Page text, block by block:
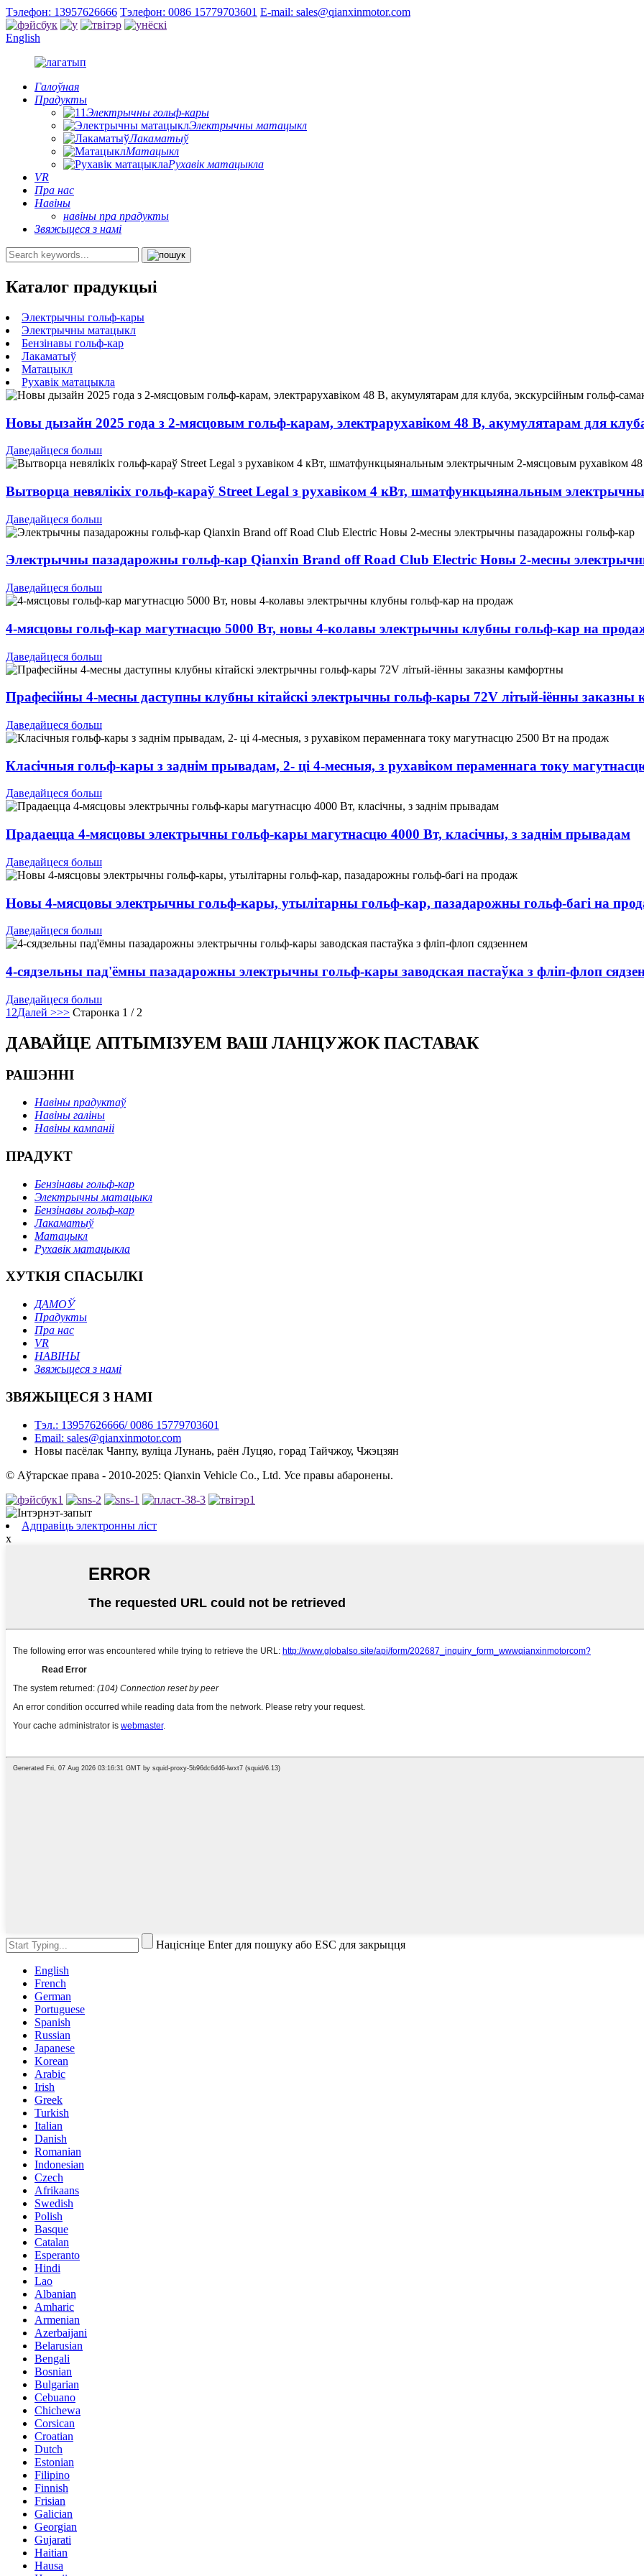
Тэлефон: 13957626666 Тэлефон: 0086 15779703601 E-mail: sales@qianxinmotor.com
English
Галоўная
Прадукты
Электрычны гольф-кары
Электрычны матацыкл
Лакаматыў
Матацыкл
Рухавік матацыкла
VR
Пра нас
Навіны
навіны пра прадукты
Звяжыцеся з намі
Каталог прадукцыі
Электрычны гольф-кары
Электрычны матацыкл
Бензінавы гольф-кар
Лакаматыў
Матацыкл
Рухавік матацыкла
Новы дызайн 2025 года з 2-мясцовым гольф-карам, электрарухавіком 48 В, акумулятарам для
Даведайцеся больш
Вытворца невялікіх гольф-караў Street Legal з рухавіком 4 кВт, шматфункцыянальным
Даведайцеся больш
Электрычны пазадарожны гольф-кар Qianxin Brand off Road Club Electric Новы 2-месны
Даведайцеся больш
4-мясцовы гольф-кар магутнасцю 5000 Вт, новы 4-колавы электрычны клубны гольф-кар на
Даведайцеся больш
Прафесійны 4-месны даступны клубны кітайскі электрычны гольф-кары 72V літый-іённы
Даведайцеся больш
Класічныя гольф-кары з заднім прывадам, 2- ці 4-месныя, з рухавіком пераменнага току
Даведайцеся больш
Прадаецца 4-мясцовы электрычны гольф-кары магутнасцю 4000 Вт, класічны, з заднім прывадам
Даведайцеся больш
Новы 4-мясцовы электрычны гольф-кары, утылітарны гольф-кар, пазадарожны гольф-багі на
Даведайцеся больш
4-сядзельны пад'ёмны пазадарожны электрычны гольф-кары заводская пастаўка з фліп-флоп
Даведайцеся больш
1 2Далей >>> Старонка 1 / 2
ДАВАЙЦЕ АПТЫМІЗУЕМ ВАШ ЛАНЦУЖОК ПАСТАВАК
РАШЭННІ
Навіны прадуктаў
Навіны галіны
Навіны кампаніі
ПРАДУКТ
Бензінавы гольф-кар
Электрычны матацыкл
Бензінавы гольф-кар
Лакаматыў
Матацыкл
Рухавік матацыкла
ХУТКІЯ СПАСЫЛКІ
ДАМОЎ
Прадукты
Пра нас
VR
НАВІНЫ
Звяжыцеся з намі
ЗВЯЖЫЦЕСЯ З НАМІ
Тэл.: 13957626666/ 0086 15779703601
Email: sales@qianxinmotor.com
Новы пасёлак Чанпу, вуліца Лунань, раён Луцяо, горад Тайчжоу, Чжэцзян
© Аўтарскае права - 2010-2025: Qianxin Vehicle Co., Ltd. Усе правы абаронены.
Адправіць электронны ліст
x
Націсніце Enter для пошуку або ESC для закрыцця
English
French
German
Portuguese
Spanish
Russian
Japanese
Korean
Arabic
Irish
Greek
Turkish
Italian
Danish
Romanian
Indonesian
Czech
Afrikaans
Swedish
Polish
Basque
Catalan
Esperanto
Hindi
Lao
Albanian
Amharic
Armenian
Azerbaijani
Belarusian
Bengali
Bosnian
Bulgarian
Cebuano
Chichewa
Corsican
Croatian
Dutch
Estonian
Filipino
Finnish
Frisian
Galician
Georgian
Gujarati
Haitian
Hausa